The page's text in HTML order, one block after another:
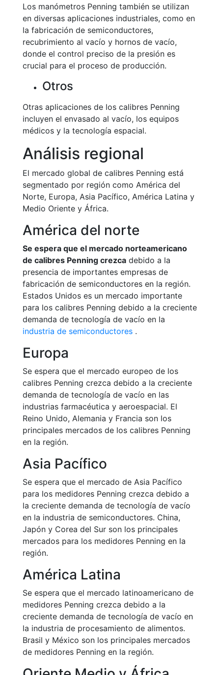
Los manómetros Penning también se utilizan
en diversas aplicaciones industriales, como en
la fabricación de semiconductores,
recubrimiento al vacío y hornos de vacío,
donde el control preciso de la presión es
crucial para el proceso de producción.
Otros
Otras aplicaciones de los calibres Penning
incluyen el envasado al vacío, los equipos
médicos y la tecnología espacial.
Análisis regional
El mercado global de calibres Penning está
segmentado por región como América del
Norte, Europa, Asia Pacífico, América Latina y
Medio Oriente y África.
América del norte
Se espera que el mercado norteamericano
de calibres Penning crezca debido a la
presencia de importantes empresas de
fabricación de semiconductores en la región.
Estados Unidos es un mercado importante
para los calibres Penning debido a la creciente
demanda de tecnología de vacío en la
industria de semiconductores .
Europa
Se espera que el mercado europeo de los
calibres Penning crezca debido a la creciente
demanda de tecnología de vacío en las
industrias farmacéutica y aeroespacial. El
Reino Unido, Alemania y Francia son los
principales mercados de los calibres Penning
en la región.
Asia Pacífico
Se espera que el mercado de Asia Pacífico
para los medidores Penning crezca debido a
la creciente demanda de tecnología de vacío
en la industria de semiconductores. China,
Japón y Corea del Sur son los principales
mercados para los medidores Penning en la
región.
América Latina
Se espera que el mercado latinoamericano de
medidores Penning crezca debido a la
creciente demanda de tecnología de vacío en
la industria de procesamiento de alimentos.
Brasil y México son los principales mercados
de medidores Penning en la región.